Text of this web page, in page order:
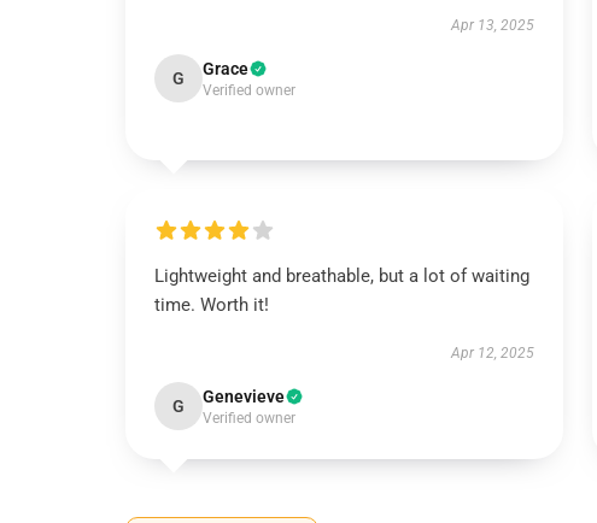
Apr 13, 2025
G Grace
Verified owner
Lightweight and breathable, but a lot of waiting
time. Worth it!
Apr 12, 2025
G Genevieve
Verified owner